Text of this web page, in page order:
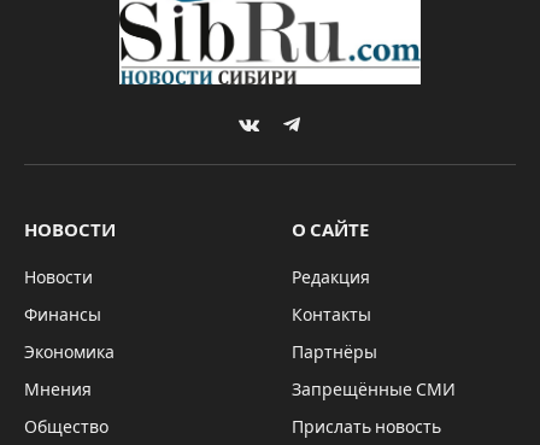
VKontakteTelegram
НОВОСТИ
Новости
Финансы
Экономика
Мнения
Общество
О САЙТЕ
Редакция
Контакты
Партнёры
Запрещённые СМИ
Прислать новость